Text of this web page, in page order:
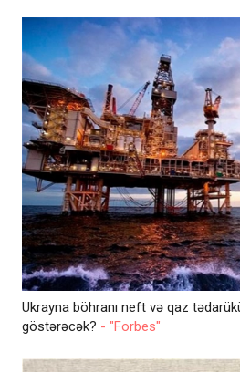
Ukrayna böhranı neft və qaz
göstərəcək? - "Forbes"